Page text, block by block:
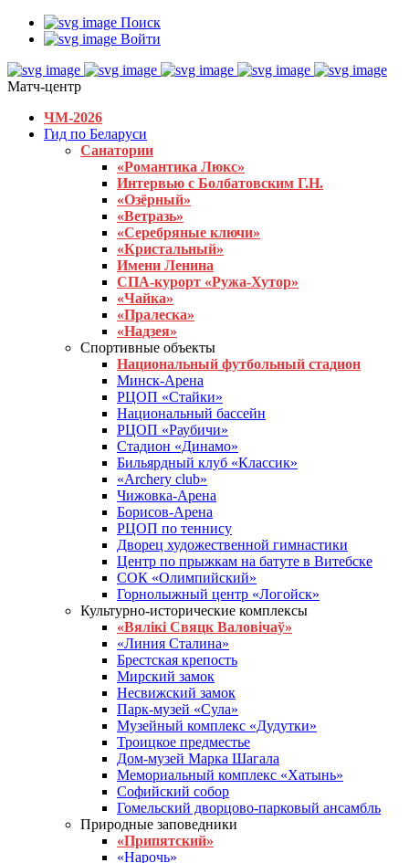
Поиск
Войти
Матч-центр
ЧМ-2026
Гид по Беларуси
Санатории
«Романтика Люкс»
Интервью с Болбатовским Г.Н.
«Озёрный»
«Ветразь»
«Серебряные ключи»
«Кристальный»
Имени Ленина
СПА-курорт «Ружа-Хутор»
«Чайка»
«Пралеска»
«Надзея»
Спортивные объекты
Национальный футбольный стадион
Минск-Арена
РЦОП «Стайки»
Национальный бассейн
РЦОП «Раубичи»
Стадион «Динамо»
Бильярдный клуб «Классик»
«Archery club»
Чижовка-Арена
Борисов-Арена
РЦОП по теннису
Дворец художественной гимнастики
Центр по прыжкам на батуте в Витебске
СОК «Олимпийский»
Горнолыжный центр «Логойск»
Культурно-исторические комплексы
«Вялікі Свяцк Валовічаў»
«Линия Сталина»
Брестская крепость
Мирский замок
Несвижский замок
Парк-музей «Сула»
Музейный комплекс «Дудутки»
Троицкое предместье
Дом-музей Марка Шагала
Мемориальный комплекс «Хатынь»
Софийский собор
Гомельский дворцово-парковый ансамбль
Природные заповедники
«Припятский»
«Нарочь»